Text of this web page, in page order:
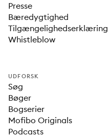
Presse
Bæredygtighed
Tilgængelighedserklæring
Whistleblow
UDFORSK
Søg
Bøger
Bogserier
Mofibo Originals
Podcasts